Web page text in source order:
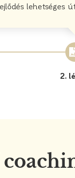
lehetséges
2.